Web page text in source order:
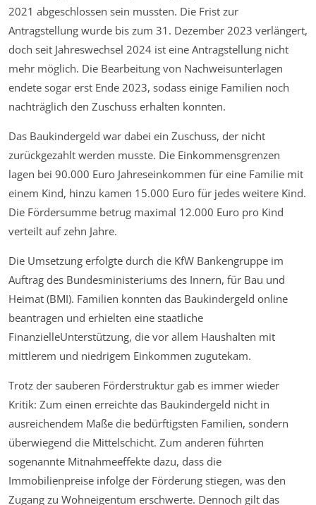
2021 abgeschlossen sein mussten. Die Frist zur
Antragstellung wurde bis zum 31. Dezember 2023 verlängert,
doch seit Jahreswechsel 2024 ist eine Antragstellung nicht
mehr möglich. Die Bearbeitung von Nachweisunterlagen
endete sogar erst Ende 2023, sodass einige Familien noch
nachträglich den Zuschuss erhalten konnten.
Das Baukindergeld war dabei ein Zuschuss, der nicht
zurückgezahlt werden musste. Die Einkommensgrenzen
lagen bei 90.000 Euro Jahreseinkommen für eine Familie mit
einem Kind, hinzu kamen 15.000 Euro für jedes weitere Kind.
Die Fördersumme betrug maximal 12.000 Euro pro Kind
verteilt auf zehn Jahre.
Die Umsetzung erfolgte durch die KfW Bankengruppe im
Auftrag des Bundesministeriums des Innern, für Bau und
Heimat (BMI). Familien konnten das Baukindergeld online
beantragen und erhielten eine staatliche
FinanzielleUnterstützung, die vor allem Haushalten mit
mittlerem und niedrigem Einkommen zugutekam.
Trotz der sauberen Förderstruktur gab es immer wieder
Kritik: Zum einen erreichte das Baukindergeld nicht in
ausreichendem Maße die bedürftigsten Familien, sondern
überwiegend die Mittelschicht. Zum anderen führten
sogenannte Mitnahmeeffekte dazu, dass die
Immobilienpreise infolge der Förderung stiegen, was den
Zugang zu Wohneigentum erschwerte. Dennoch gilt das